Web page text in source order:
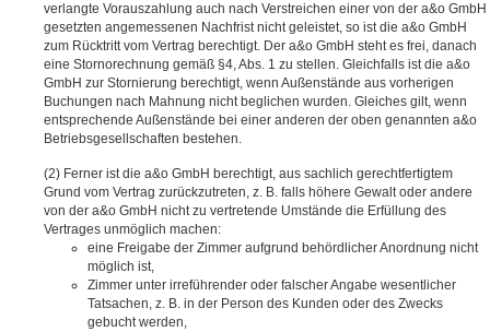
verlangte Vorauszahlung auch nach Verstreichen einer von der a&o GmbH
gesetzten angemessenen Nachfrist nicht geleistet, so ist die a&o GmbH
zum Rücktritt vom Vertrag berechtigt. Der a&o GmbH steht es frei, danach
eine Stornorechnung gemäß §4, Abs. 1 zu stellen. Gleichfalls ist die a&o
GmbH zur Stornierung berechtigt, wenn Außenstände aus vorherigen
Buchungen nach Mahnung nicht beglichen wurden. Gleiches gilt, wenn
entsprechende Außenstände bei einer anderen der oben genannten a&o
Betriebsgesellschaften bestehen.
Ferner ist die a&o GmbH berechtigt, aus sachlich gerechtfertigtem
Grund vom Vertrag zurückzutreten, z. B. falls höhere Gewalt oder andere
von der a&o GmbH nicht zu vertretende Umstände die Erfüllung des
Vertrages unmöglich machen:
eine Freigabe der Zimmer aufgrund behördlicher Anordnung nicht
möglich ist,
Zimmer unter irreführender oder falscher Angabe wesentlicher
Tatsachen, z. B. in der Person des Kunden oder des Zwecks
gebucht werden,